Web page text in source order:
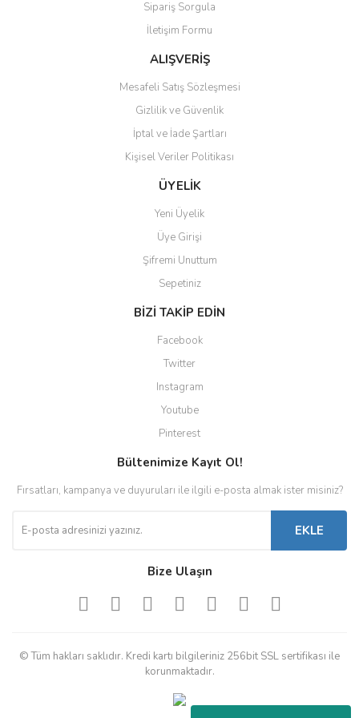
Ürün bilgilerinde hatalar bulunuyor.
Ürün fiyatı diğer sitelerden daha pahalı.
Bu ürüne benzer farklı alternatifler olmalı.
Gönder
Sipariş Sorgula
İletişim Formu
ALIŞVERİŞ
Mesafeli Satış Sözleşmesi
Gizlilik ve Güvenlik
İptal ve İade Şartları
Kişisel Veriler Politikası
ÜYELİK
Yeni Üyelik
Üye Girişi
Şifremi Unuttum
Sepetiniz
BİZİ TAKİP EDİN
Facebook
Twitter
Instagram
Youtube
Pinterest
Bültenimize Kayıt Ol!
Fırsatları, kampanya ve duyuruları ile ilgili e-posta almak ister misiniz?
EKLE
Bize Ulaşın
© Tüm hakları saklıdır. Kredi kartı bilgileriniz 256bit SSL sertifikası ile
korunmaktadır.